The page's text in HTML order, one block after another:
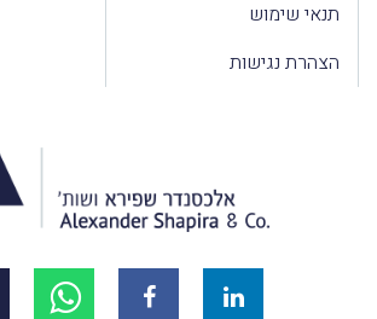
תנאי שימוש
הצהרת נגישות